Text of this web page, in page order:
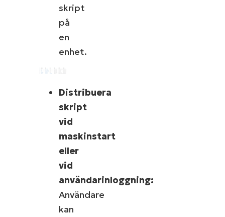
skript
på
en
enhet.
Distribuera
skript
vid
maskinstart
eller
vid
användarinloggning:
Användare
kan